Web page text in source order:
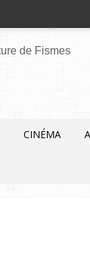
CINÉMA